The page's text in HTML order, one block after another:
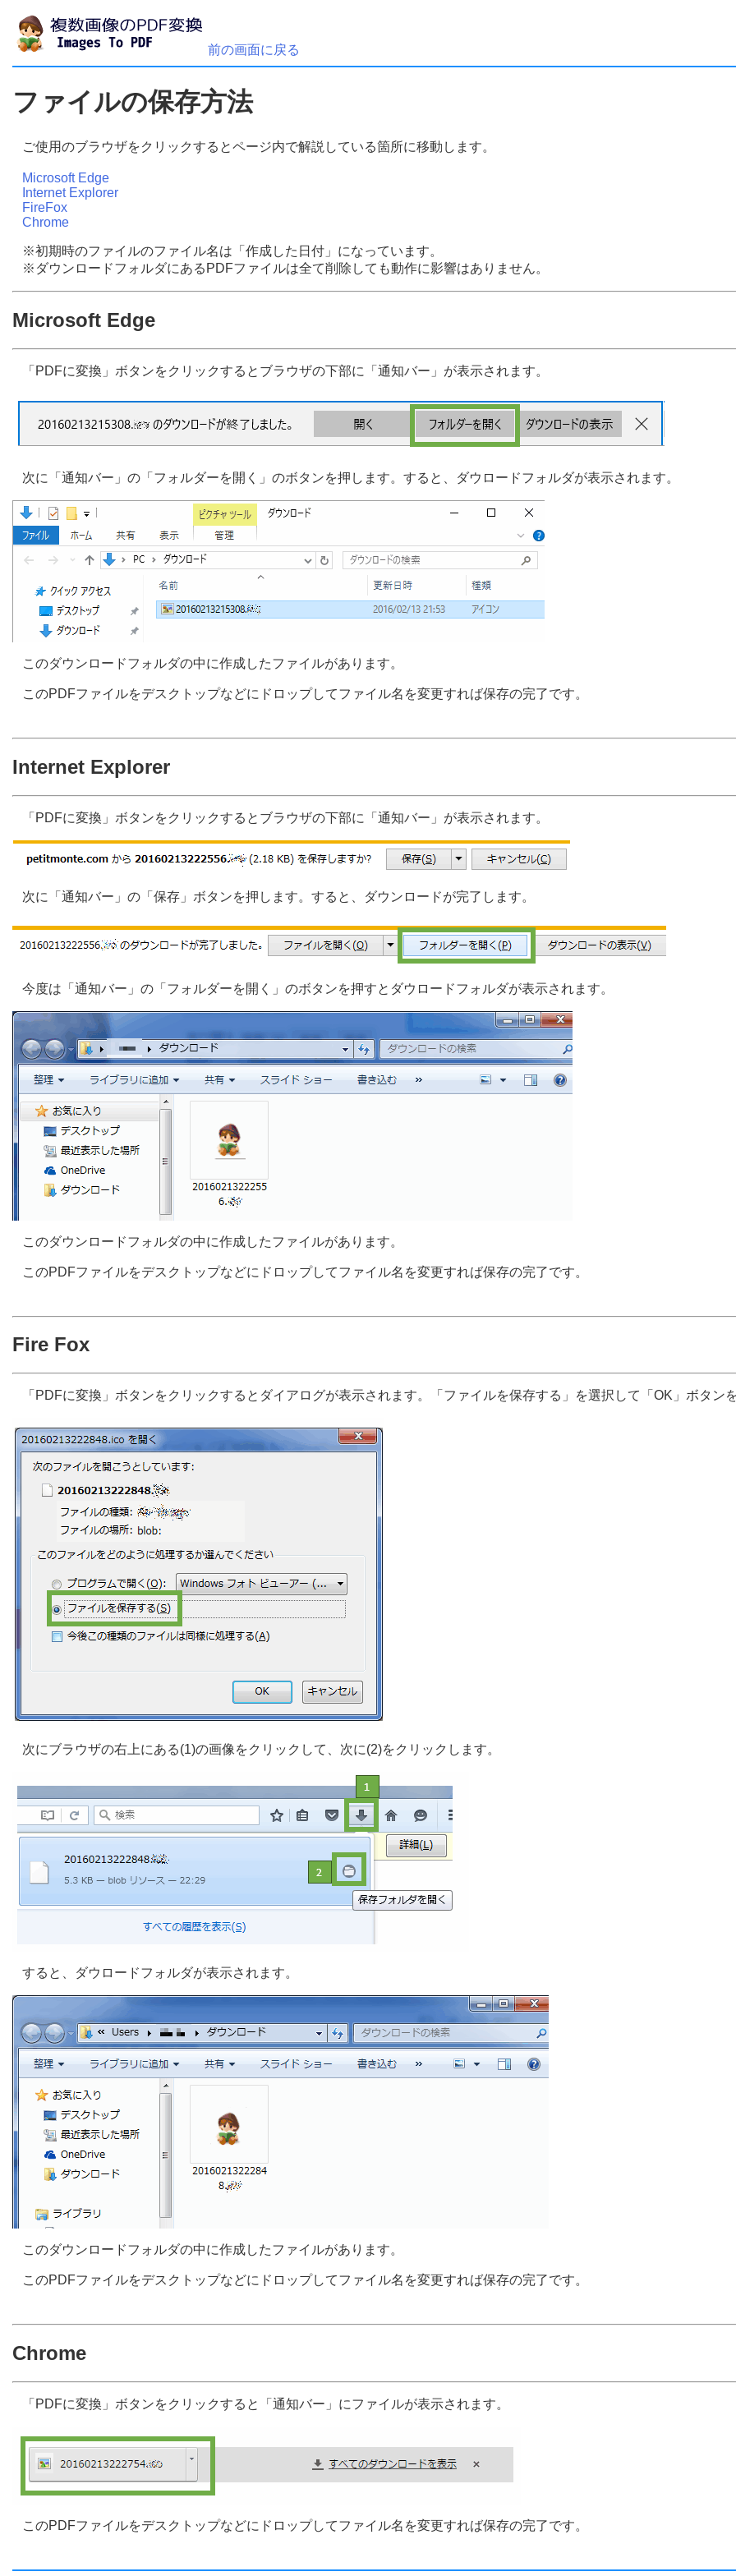
前の画面に戻る
ファイルの保存方法
ご使用のブラウザをクリックするとページ内で解説している箇所に移動します。
Microsoft Edge
Internet Explorer
FireFox
Chrome
※初期時のファイルのファイル名は「作成した日付」になっています。
※ダウンロードフォルダにあるPDFファイルは全て削除しても動作に影響はありません。
Microsoft Edge
「PDFに変換」ボタンをクリックするとブラウザの下部に「通知バー」が表示されます。
次に「通知バー」の「フォルダーを開く」のボタンを押します。すると、ダウロードフォルダが表示されます。
このダウンロードフォルダの中に作成したファイルがあります。
このPDFファイルをデスクトップなどにドロップしてファイル名を変更すれば保存の完了です。
Internet Explorer
「PDFに変換」ボタンをクリックするとブラウザの下部に「通知バー」が表示されます。
次に「通知バー」の「保存」ボタンを押します。すると、ダウンロードが完了します。
今度は「通知バー」の「フォルダーを開く」のボタンを押すとダウロードフォルダが表示されます。
このダウンロードフォルダの中に作成したファイルがあります。
このPDFファイルをデスクトップなどにドロップしてファイル名を変更すれば保存の完了です。
Fire Fox
「PDFに変換」ボタンをクリックするとダイアログが表示されます。「ファイルを保存する」を選択して「OK」ボタン
次にブラウザの右上にある(1)の画像をクリックして、次に(2)をクリックします。
すると、ダウロードフォルダが表示されます。
このダウンロードフォルダの中に作成したファイルがあります。
このPDFファイルをデスクトップなどにドロップしてファイル名を変更すれば保存の完了です。
Chrome
「PDFに変換」ボタンをクリックすると「通知バー」にファイルが表示されます。
このPDFファイルをデスクトップなどにドロップしてファイル名を変更すれば保存の完了です。